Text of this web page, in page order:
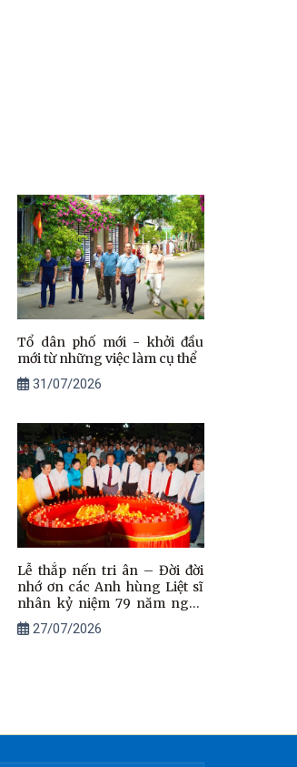
Tổ dân phố mới - khởi đầu
mới từ những việc làm cụ thể
31/07/2026
Lễ thắp nến tri ân – Đời đời
nhớ ơn các Anh hùng Liệt sĩ
nhân kỷ niệm 79 năm ngày
Thương binh - Liệt sĩ
(27/7/1947 – 27/7/2026)
27/07/2026